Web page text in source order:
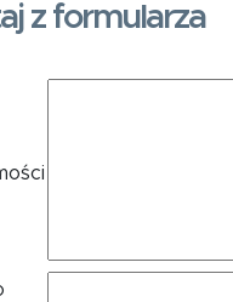
z formularza